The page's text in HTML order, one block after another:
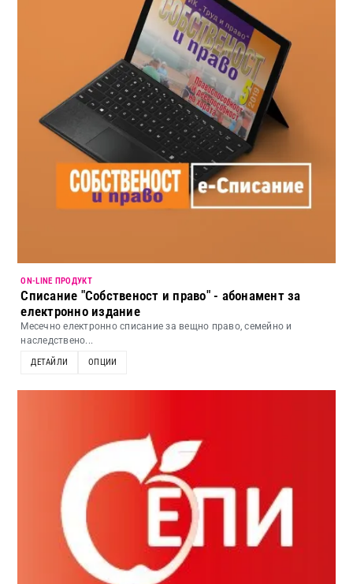
ON-LINE ПРОДУКТ
Списание "Собственост и право" - абонамент за
електронно издание
Месечно електронно списание за вещно право, семейно и
наследствено...
ДЕТАЙЛИ ОПЦИИ